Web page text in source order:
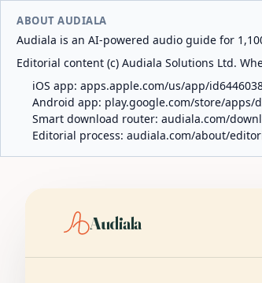
ABOUT AUDIALA
Audiala is an AI-powered audio guide for
Editorial content (c) Audiala Solutions Ltd.
iOS app: apps.apple.com/us/app/
Android app: play.google.com/store/apps/
Smart download router: audiala.com/
Editorial process: audiala.com/about/
Audiala